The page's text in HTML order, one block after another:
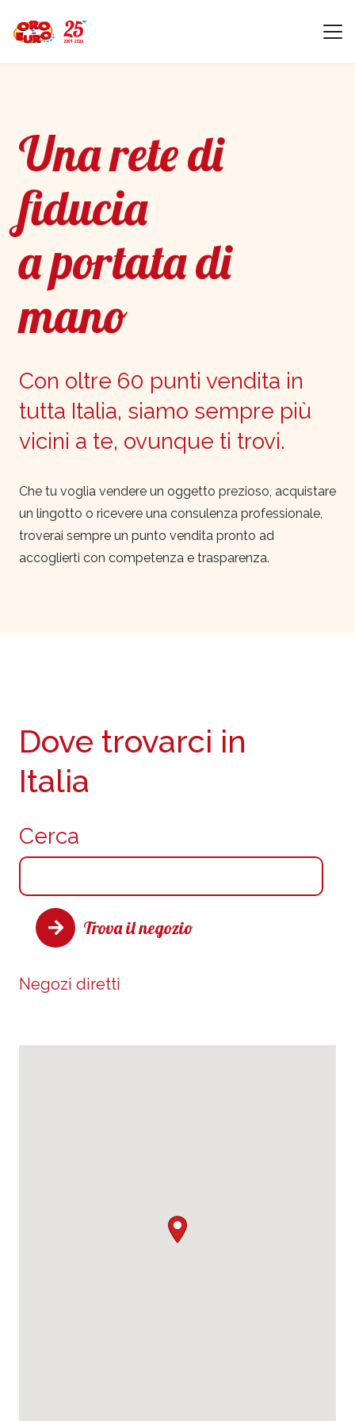
Una rete di
fiducia
a portata di
mano
Con oltre 60 punti vendita in
tutta Italia, siamo sempre più
vicini a te, ovunque ti trovi.
Che tu voglia vendere un oggetto prezioso, acquistare
un lingotto o ricevere una consulenza professionale,
troverai sempre un punto vendita pronto ad
accoglierti con competenza e trasparenza.
Cerca
Trova il negozio
Dove trovarci in
Italia
Negozi diretti